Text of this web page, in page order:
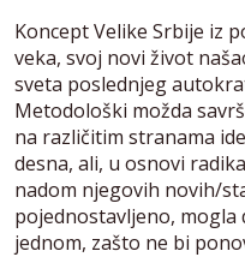
Koncept Velike Srbije iz
veka, svoj novi život
sveta poslednjeg
Metodološki možda
na različitim stranama
desna, ali, u osnovi
nadom njegovih novih/
pojednostavljeno, mogla
jednom, zašto ne bi